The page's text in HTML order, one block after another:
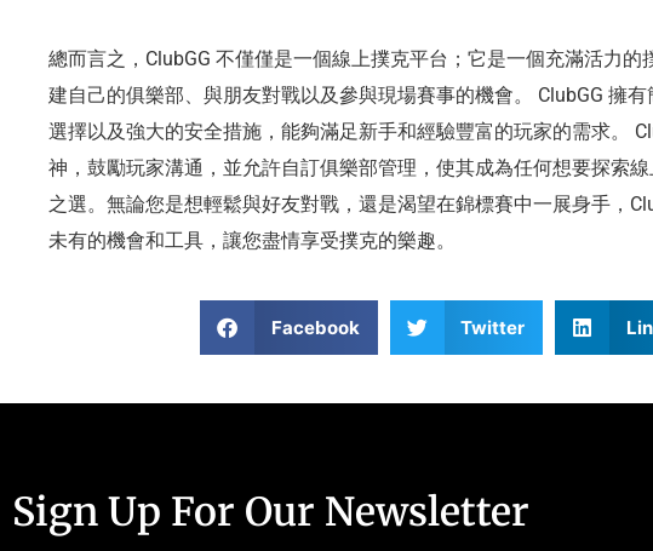
總而言之，ClubGG 不僅僅是一個線上撲克平台；它是一個充滿活力的
建自己的俱樂部、與朋友對戰以及參與現場賽事的機會。 ClubGG 擁
選擇以及強大的安全措施，能夠滿足新手和經驗豐富的玩家的需求。
神，鼓勵玩家溝通，並允許自訂俱樂部管理，使其成為任何想要探索
之選。無論您是想輕鬆與好友對戰，還是渴望在錦標賽中一展身手，
未有的機會和工具，讓您盡情享受撲克的樂趣。
Facebook Twitter
Sign Up For Our Newsletter